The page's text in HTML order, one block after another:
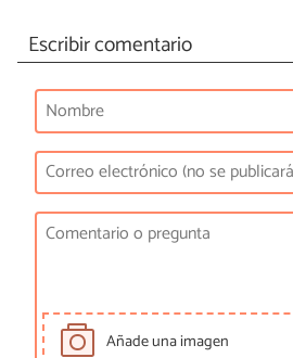
Escribir comentario
Añade una imagen